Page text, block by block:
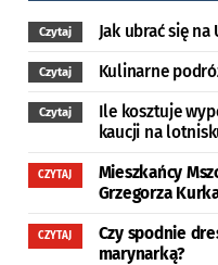
Czytaj Jak ubrać się
Czytaj Kulinarne
Czytaj
Ile kosztuje
kaucji na
CZYTAJ
Mieszkańcy
Grzegorza
CZYTAJ
Czy spodnie
marynarką?